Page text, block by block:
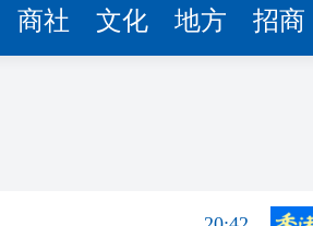
商社 文化 地方 招商
20:40